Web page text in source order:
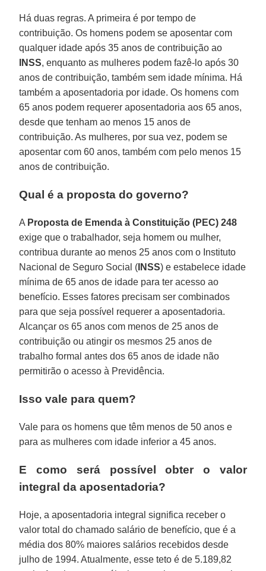
Há duas regras. A primeira é por tempo de
contribuição. Os homens podem se aposentar com
qualquer idade após 35 anos de contribuição ao
INSS, enquanto as mulheres podem fazê-lo após 30
anos de contribuição, também sem idade mínima. Há
também a aposentadoria por idade. Os homens com
65 anos podem requerer aposentadoria aos 65 anos,
desde que tenham ao menos 15 anos de
contribuição. As mulheres, por sua vez, podem se
aposentar com 60 anos, também com pelo menos 15
anos de contribuição.
Qual é a proposta do governo?
A Proposta de Emenda à Constituição (PEC) 248
exige que o trabalhador, seja homem ou mulher,
contribua durante ao menos 25 anos com o Instituto
Nacional de Seguro Social ( INSS) e estabelece idade
mínima de 65 anos de idade para ter acesso ao
benefício. Esses fatores precisam ser combinados
para que seja possível requerer a aposentadoria.
Alcançar os 65 anos com menos de 25 anos de
contribuição ou atingir os mesmos 25 anos de
trabalho formal antes dos 65 anos de idade não
permitirão o acesso à Previdência.
Isso vale para quem?
Vale para os homens que têm menos de 50 anos e
para as mulheres com idade inferior a 45 anos.
E como será possível obter o valor
integral da aposentadoria?
Hoje, a aposentadoria integral significa receber o
valor total do chamado salário de benefício, que é a
média dos 80% maiores salários recebidos desde
julho de 1994. Atualmente, esse teto é de 5.189,82